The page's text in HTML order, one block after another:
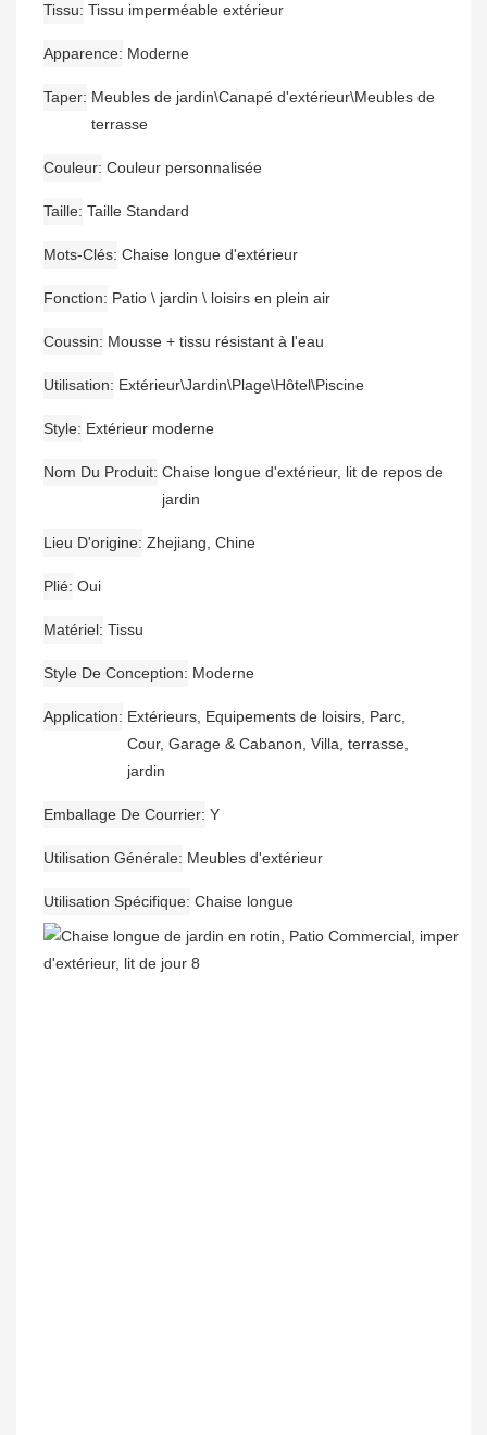
Tissu Tissu imperméable extérieur
Apparence Moderne
Taper Meubles de jardin\Canapé d'extérieur\Meubles de
terrasse
Couleur Couleur personnalisée
Taille Taille Standard
Mots-Clés Chaise longue d'extérieur
Fonction Patio \ jardin \ loisirs en plein air
Coussin Mousse + tissu résistant à l'eau
Utilisation Extérieur\Jardin\Plage\Hôtel\Piscine
Style Extérieur moderne
Nom Du Produit Chaise longue d'extérieur, lit de repos de
jardin
Lieu D'origine Zhejiang, Chine
Plié Oui
Matériel Tissu
Style De Conception Moderne
Application
Extérieurs, Equipements de loisirs, Parc,
Cour, Garage & Cabanon, Villa, terrasse,
jardin
Emballage De Courrier Y
Utilisation Générale Meubles d'extérieur
Utilisation Spécifique Chaise longue